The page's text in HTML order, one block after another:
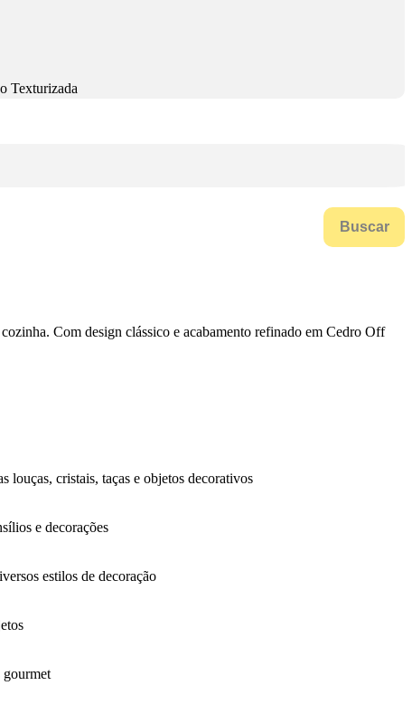
Texturizada
Buscar
Com design clássico e acabamento refinado em Cedro Off
louças, cristais, taças e objetos decorativos
e decorações
estilos de decoração
gourmet